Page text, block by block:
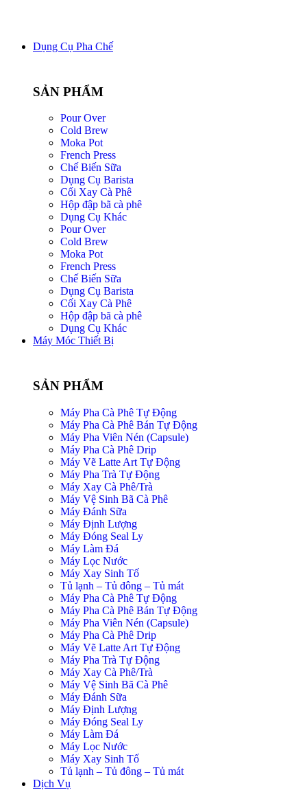
Dụng Cụ Pha Chế
SẢN PHẨM
Pour Over
Cold Brew
Moka Pot
French Press
Chế Biến Sữa
Dụng Cụ Barista
Cối Xay Cà Phê
Hộp đập bã cà phê
Dụng Cụ Khác
Pour Over
Cold Brew
Moka Pot
French Press
Chế Biến Sữa
Dụng Cụ Barista
Cối Xay Cà Phê
Hộp đập bã cà phê
Dụng Cụ Khác
Máy Móc Thiết Bị
SẢN PHẨM
Máy Pha Cà Phê Tự Động
Máy Pha Cà Phê Bán Tự Động
Máy Pha Viên Nén (Capsule)
Máy Pha Cà Phê Drip
Máy Vẽ Latte Art Tự Động
Máy Pha Trà Tự Động
Máy Xay Cà Phê/Trà
Máy Vệ Sinh Bã Cà Phê
Máy Đánh Sữa
Máy Định Lượng
Máy Đóng Seal Ly
Máy Làm Đá
Máy Lọc Nước
Máy Xay Sinh Tố
Tủ lạnh – Tủ đông – Tủ mát
Máy Pha Cà Phê Tự Động
Máy Pha Cà Phê Bán Tự Động
Máy Pha Viên Nén (Capsule)
Máy Pha Cà Phê Drip
Máy Vẽ Latte Art Tự Động
Máy Pha Trà Tự Động
Máy Xay Cà Phê/Trà
Máy Vệ Sinh Bã Cà Phê
Máy Đánh Sữa
Máy Định Lượng
Máy Đóng Seal Ly
Máy Làm Đá
Máy Lọc Nước
Máy Xay Sinh Tố
Tủ lạnh – Tủ đông – Tủ mát
Dịch Vụ